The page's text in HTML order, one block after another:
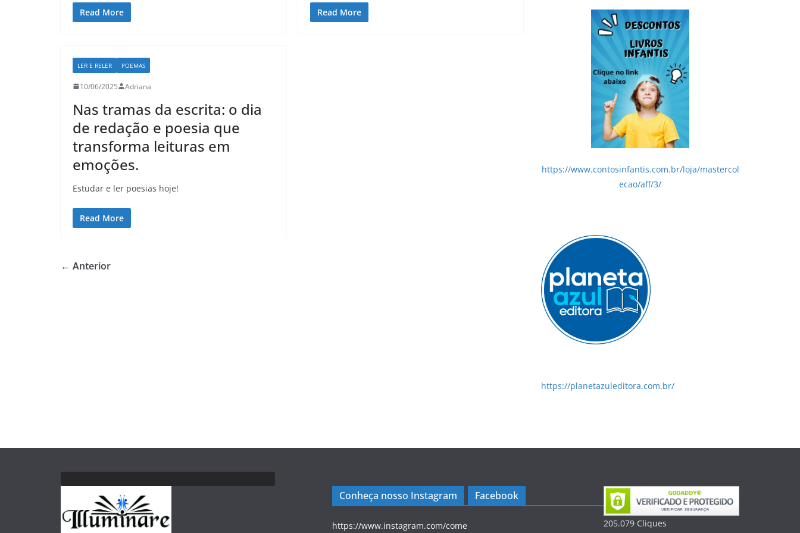
Read More Read More
LER E RELER POEMAS
10/06/2025 Adriana
Nas tramas da escrita: o dia
de redação e poesia que
transforma leituras em
emoções.
Estudar e ler poesias hoje!
Read More
← Anterior
https://www.contosinfantis.com.br/loja/mastercol
ecao/aff/3/
https://planetazuleditora.com.br/
Conheça nosso Instagram
https://www.instagram.com/come
Facebook
205.079 Cliques